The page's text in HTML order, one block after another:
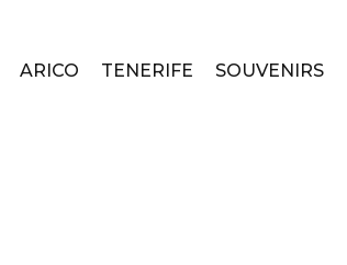
ARICO TENERIFE SOUVENIRS